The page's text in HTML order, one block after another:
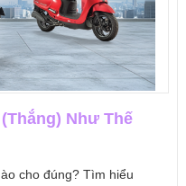
Như Thế
cho đúng? Tìm hiểu